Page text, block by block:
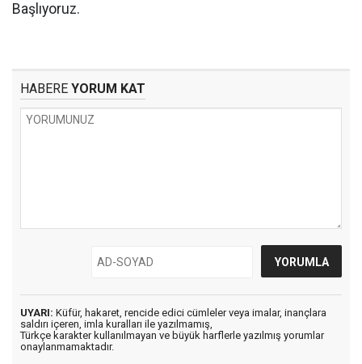
Başlıyoruz.
HABERE YORUM KAT
UYARI: Küfür, hakaret, rencide edici cümleler veya imalar, inançlara
saldırı içeren, imla kuralları ile yazılmamış,
Türkçe karakter kullanılmayan ve büyük harflerle yazılmış yorumlar
onaylanmamaktadır.